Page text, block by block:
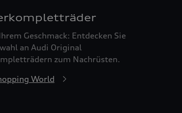
Geschmack: Entdecken Sie
an Audi Original
zum Nachrüsten.
World